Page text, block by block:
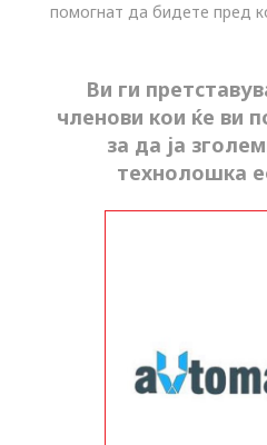
помогнат да бидете пред
Ви ги
членови кои ќе ви
за да ја
технолошка